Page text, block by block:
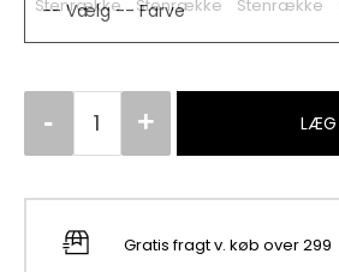
LÆG
Gratis fragt v. køb over 299